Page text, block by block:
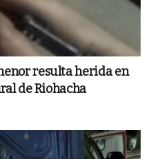
resulta herida en
de Riohacha